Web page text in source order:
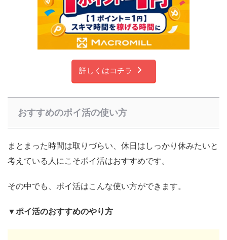
詳しくはコチラ
おすすめのポイ活の使い方
まとまった時間は取りづらい、休日はしっかり休みたいと
考えている人にこそポイ活はおすすめです。
その中でも、ポイ活はこんな使い方ができます。
▼ポイ活のおすすめのやり方